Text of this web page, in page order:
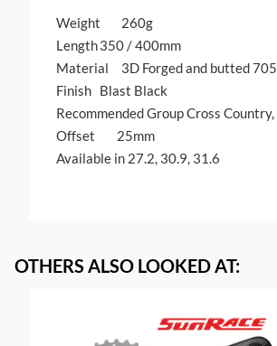
Weight	260g
Length	350 / 400mm
Material	3D Forged and
Finish	Blast Black
Recommended Group
Offset        25mm
Available in 27.2, 30.9, 31.6
OTHERS ALSO LOOKED AT: